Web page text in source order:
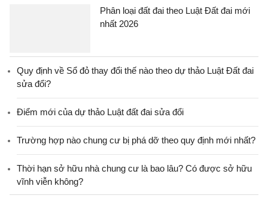
Phân loại đất đai theo Luật Đất đai mới
nhất 2026
Quy định về Sổ đỏ thay đổi thế nào theo dự thảo Luật Đất đai
sửa đổi?
Điểm mới của dự thảo Luật đất đai sửa đổi
Trường hợp nào chung cư bị phá dỡ theo quy định mới nhất?
Thời hạn sở hữu nhà chung cư là bao lâu? Có được sở hữu
vĩnh viễn không?